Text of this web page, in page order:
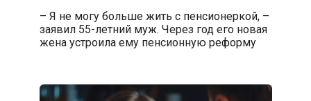
– Я не могу больше жить с пенсионеркой, –
заявил 55-летний муж. Через год его новая
жена устроила ему пенсионную реформу